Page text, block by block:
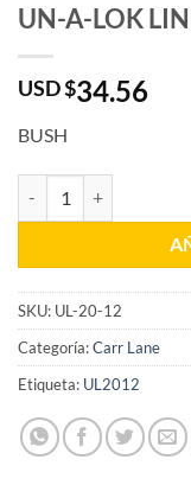
UN-A-LOK
USD $34.56
BUSH
SKU: UL-20-12
Categoría:Carr Lane
Etiqueta: UL2012